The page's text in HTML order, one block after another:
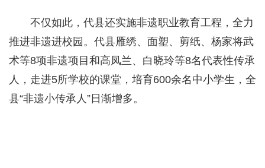
不仅如此，代县还实施非遗职业教育工程，全力
推进非遗进校园。代县雁绣、面塑、剪纸、杨家将武
术等8项非遗项目和高凤兰、白晓玲等8名代表性传承
人，走进5所学校的课堂，培育600余名中小学生，全
县“非遗小传承人”日渐增多。